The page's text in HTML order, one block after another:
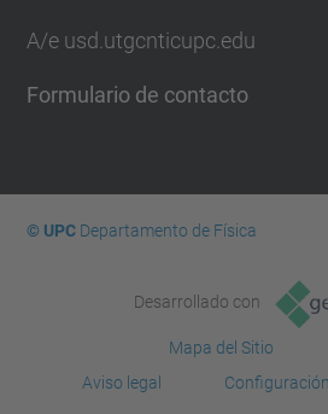
A/e usd.utgcnticupc.edu
Formulario de contacto
© UPCDepartamento de Física
Desarrollado con
Mapa del Sitio
Aviso legal